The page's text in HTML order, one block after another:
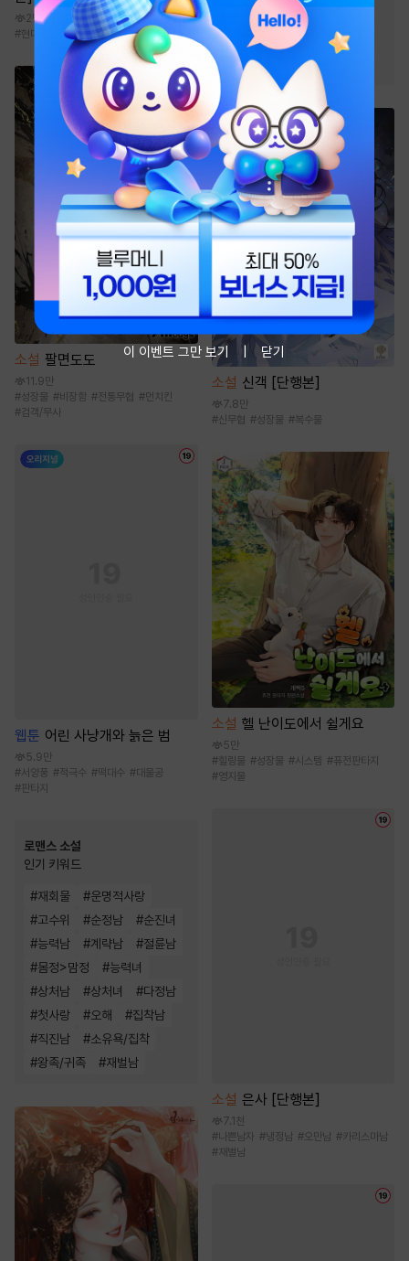
2만
#현대판타지 #시스템
소설 팔면도도
11.9만
#성장물 #비장함 #전통무협 #먼치킨
#검객/무사
웹툰 어린 사냥개와 늙은 범
5.9만
#서양풍 #적극수 #떡대수 #대물공
# 판타지
로맨스 소설
인기 키워드
#재회물 #운명적사랑
#고수위 #순정남 #순진녀
#능력남 #계략남 #절륜남
#몸정>맘정 #능력녀
#상처남 #상처녀 #다정남
#첫사랑 #오해 #집착남
#직진남 #소유욕/집착
#왕족/귀족 #재벌남
먼치킨 #회귀물
# 차원이동물 #
시스템
빙의물
소설 신객 [단행본]
7.8만
#신무협 #성장물 #복수물
소설 헬 난이도에서 쉴게요
5만
#힐링물 #성장물 #시스템 #퓨전판타지
#영지물
소설 은사 [단행본]
7.1천
#나쁜남자 #냉정남 #오만남 #카리스마남
#재벌남
이 이벤트 그만 보기 닫기